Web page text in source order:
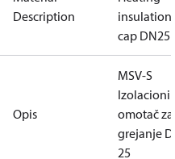
Description
insulation
cap DN25
Opis
MSV-S
Izolacioni
omotač za
grejanje DN
25